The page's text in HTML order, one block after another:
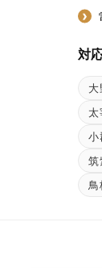
対
太
小
筑